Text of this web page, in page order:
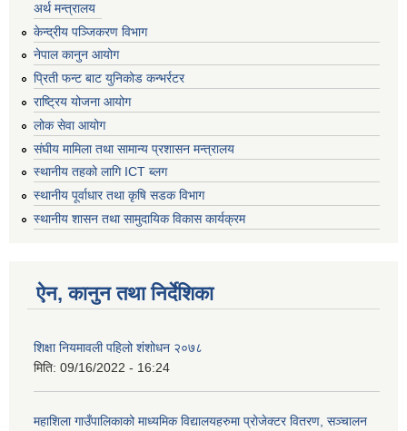
अर्थ मन्त्रालय
केन्द्रीय पञ्जिकरण विभाग
नेपाल कानुन आयोग
प्रिती फन्ट बाट युनिकोड कन्भर्रटर
राष्ट्रिय योजना आयोग
लोक सेवा आयोग
संघीय मामिला तथा सामान्य प्रशासन मन्त्रालय
स्थानीय तहको लागि ICT ब्लग
स्थानीय पूर्वाधार तथा कृषि सडक विभाग
स्थानीय शासन तथा सामुदायिक विकास कार्यक्रम
ऐन, कानुन तथा निर्देशिका
शिक्षा नियमावली पहिलो शंशोधन २०७८
मिति: 09/16/2022 - 16:24
महाशिला गाउँपालिकाको माध्यमिक विद्यालयहरुमा प्रोजेक्टर वितरण, सञ्चालन